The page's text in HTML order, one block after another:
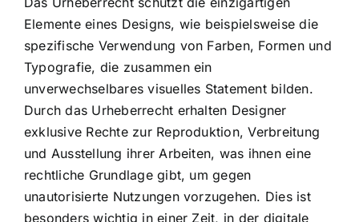
Elemente eines Designs, wie beispielsweise die
spezifische Verwendung von Farben, Formen und
Typografie, die zusammen ein
unverwechselbares visuelles Statement bilden.
Durch das Urheberrecht erhalten Designer
exklusive Rechte zur Reproduktion, Verbreitung
und Ausstellung ihrer Arbeiten, was ihnen eine
rechtliche Grundlage gibt, um gegen
unautorisierte Nutzungen vorzugehen. Dies ist
besonders wichtig in einer Zeit, in der digitale